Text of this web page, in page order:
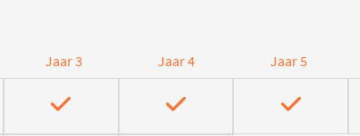
Jaar 3 Jaar 4 Jaar 5